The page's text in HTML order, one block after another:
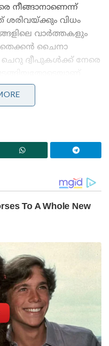
നീങ്ങാനാണെന്ന്
വിധം
വാര്‍ത്തകളും
തെക്കന്‍ ചൈനാ
ചെറു ദ്വീപുകള്‍ക്ക് നേരെ
വന്‍ സന്നാഹം
നിഷേധിച്ചു, ഇന്ന്
; കോസ്റ്റ് ഗാർഡ്
മന്ത്രി
വച്ച്‌ ചൈനീസ്
ഇന്ത്യ
വിയറ്റ്‌നാമിലെ
താവളവും
കടലിലൂടെ കപ്പല്‍
തായ്‌വാന്